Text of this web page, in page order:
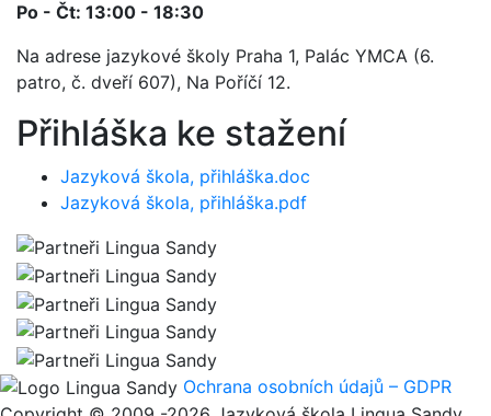
Po - Čt: 13:00 - 18:30
Na adrese jazykové školy Praha 1, Palác YMCA (6.
patro, č. dveří 607), Na Poříčí 12.
Přihláška ke stažení
Jazyková škola, přihláška.doc
Jazyková škola, přihláška.pdf
Ochrana osobních údajů – GDPR